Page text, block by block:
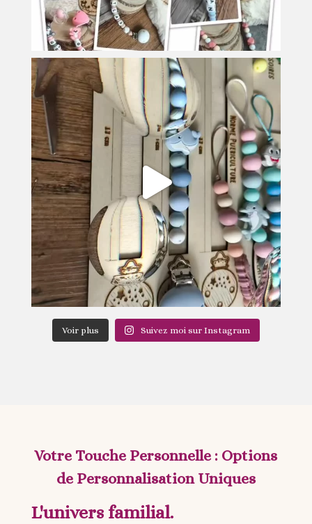
Voir plus Suivez moi sur Instagram
Votre Touche Personnelle : Options
de Personnalisation Uniques
L'univers familial.